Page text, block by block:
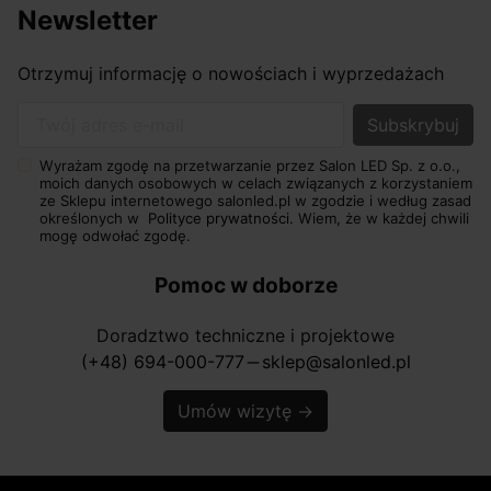
Newsletter
Otrzymuj informację o nowościach i wyprzedażach
Wyrażam zgodę na przetwarzanie przez Salon LED Sp. z o.o.,
moich danych osobowych w celach związanych z korzystaniem
ze Sklepu internetowego salonled.pl w zgodzie i według zasad
określonych w Polityce prywatności. Wiem, że w każdej chwili
mogę odwołać zgodę.
Pomoc w doborze
Doradztwo techniczne i projektowe
(+48) 694-000-777 horizontal_rule sklep@salonled.pl
Umów wizytę →